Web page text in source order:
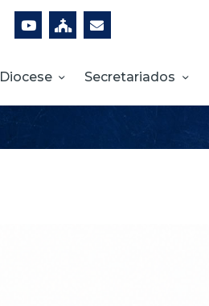
Diocese Secretariados